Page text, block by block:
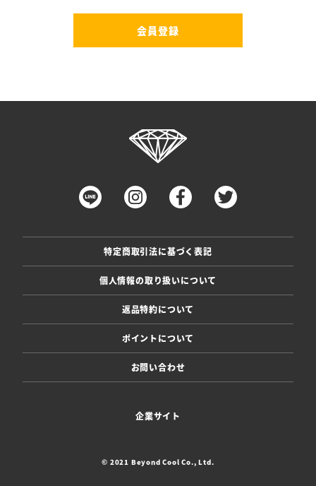
会員登録
特定商取引法に基づく表記
個人情報の取り扱いについて
返品特約について
ポイントについて
お問い合わせ
企業サイト
© 2021 Beyond Cool Co., Ltd.